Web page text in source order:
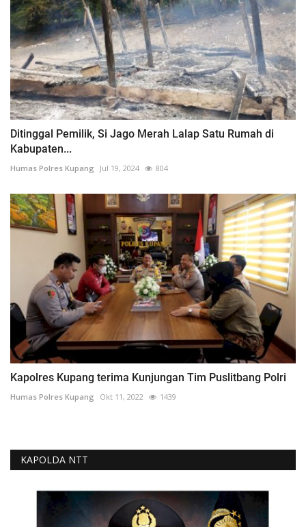
Ditinggal Pemilik, Si Jago Merah Lalap Satu Rumah di
Kabupaten...
Humas Polres Kupang Jul 19, 2024 804
Kapolres Kupang terima Kunjungan Tim Puslitbang Polri
Humas Polres Kupang Okt 11, 2022 1439
KAPOLDA NTT